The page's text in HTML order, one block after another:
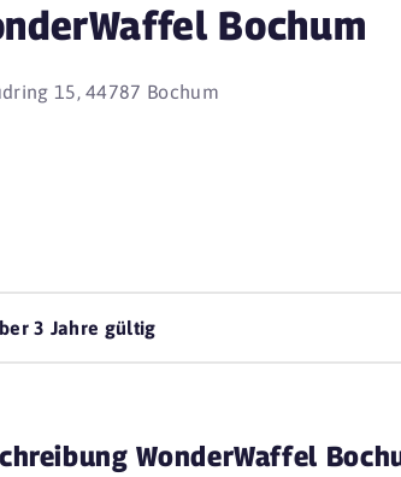
Bochum
15, 44787 Bochum
3 Jahre gültig
WonderWaffel